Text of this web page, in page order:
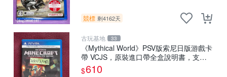
競標 剩4162天
古玩基地 33
《Mythical World》PSV版索尼日版游戲卡
帶 VCJS，原裝進口帶全盒說明書，支持
主機運行。Mythical World PSV 游戲 卡
$610